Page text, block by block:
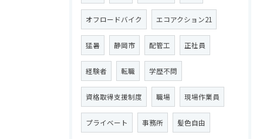
オフロードバイク エコアクション21
猛暑 静岡市 配管工 正社員
経験者 転職 学歴不問
資格取得支援制度 職場 現場作業員
プライベート 事務所 髪色自由